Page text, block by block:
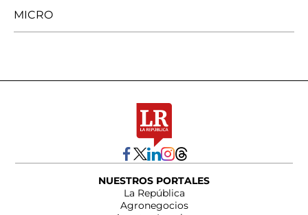
MICRO
NUESTROS PORTALES
La República
Agronegocios